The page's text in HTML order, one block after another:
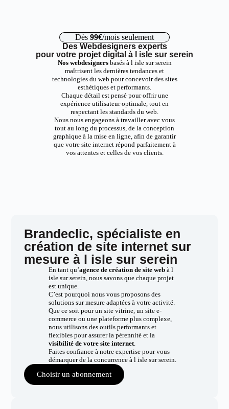
Dès 99€/mois seulement
Des Webdesigners experts
pour votre projet digital à l isle sur serein
Nos webdesignersbasés à l isle sur serein
maîtrisent les dernières tendances et
technologies du web pour concevoir des sites
esthétiques et performants.
Chaque détail est pensé pour offrir une
expérience utilisateur optimale, tout en
respectant les standards du web.
Nous nous engageons à travailler avec vous
tout au long du processus, de la conception
graphique à la mise en ligne, afin de garantir
que votre site internet répond parfaitement à
vos attentes et celles de vos clients.
Brandeclic, spécialiste en
création de site internet sur
mesure à l isle sur serein
En tant qu’agence de création de site webà l
isle sur serein, nous savons que chaque projet
est unique.
C’est pourquoi nous vous proposons des
solutions sur mesure adaptées à votre activité.
Que ce soit pour un site vitrine, un site e-
commerce ou une plateforme plus complexe,
nous utilisons des outils performants et
flexibles pour assurer la pérennité et la
visibilité de votre site internet.
Faites confiance à notre expertise pour vous
démarquer de la concurrence à l isle sur serein.
Choisir un abonnement